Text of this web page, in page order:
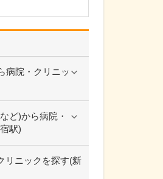
病院・クリニッ
ど)から病院・
駅)
リニックを探す(新